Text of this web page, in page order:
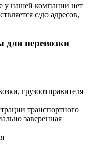
у нашей компании нет
с/до адресов,
для перевозки
грузоотправителя
транспортного
заверенная